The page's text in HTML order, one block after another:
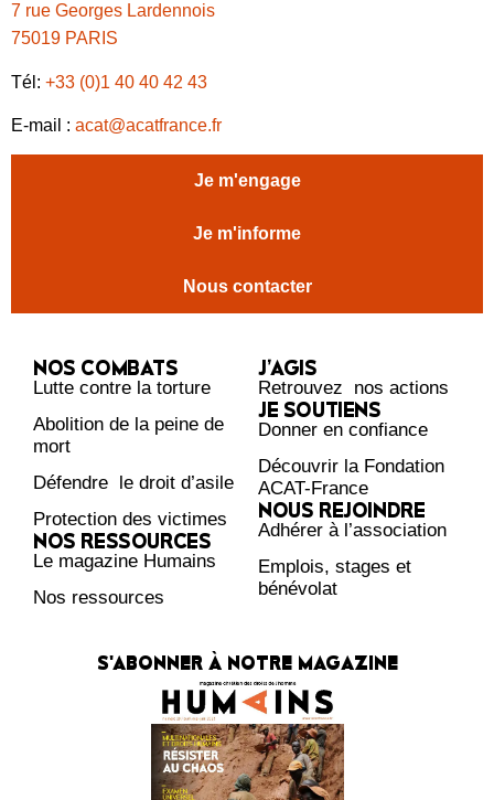
7 rue Georges Lardennois
75019 PARIS
Tél: +33 (0)1 40 40 42 43
E-mail : acat@acatfrance.fr
Je m'engage
Je m'informe
Nous contacter
NOS COMBATS
Lutte contre la torture
Abolition de la peine de
mort
Défendre le droit d’asile
Protection des victimes
NOS RESSOURCES
Le magazine Humains
Nos ressources
J’AGIS
Retrouvez nos actions
JE SOUTIENS
Donner en confiance
Découvrir la Fondation
ACAT-France
NOUS REJOINDRE
Adhérer à l’association
Emplois, stages et
bénévolat
S'ABONNER À NOTRE MAGAZINE